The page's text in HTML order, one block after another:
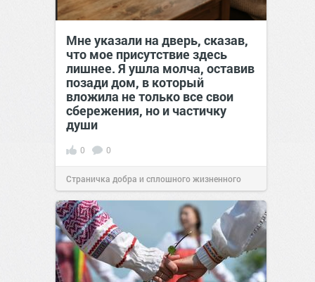
Мне указали на дверь, сказав,
что мое присутствие здесь
лишнее. Я ушла молча, оставив
позади дом, в который
вложила не только все свои
сбережения, но и частичку
души
0 0
Страничка добра и сплошного жизненного
позитива!00:2907 авг 2026